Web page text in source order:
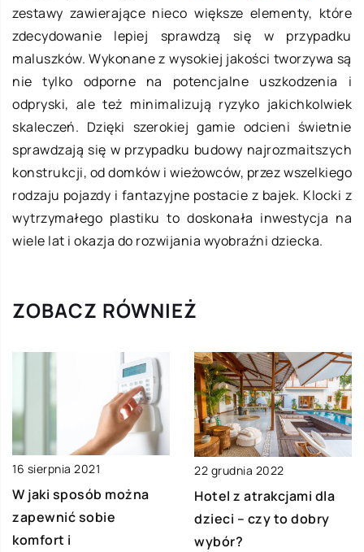
zestawy zawierające nieco większe elementy, które
zdecydowanie lepiej sprawdzą się w przypadku
maluszków. Wykonane z wysokiej jakości tworzywa są
nie tylko odporne na potencjalne uszkodzenia i
odpryski, ale też minimalizują ryzyko jakichkolwiek
skaleczeń. Dzięki szerokiej gamie odcieni świetnie
sprawdzają się w przypadku budowy najrozmaitszych
konstrukcji, od domków i wieżowców, przez wszelkiego
rodzaju pojazdy i fantazyjne postacie z bajek. Klocki z
wytrzymałego plastiku to doskonała inwestycja na
wiele lat i okazja do rozwijania wyobraźni dziecka.
ZOBACZ RÓWNIEŻ
16 sierpnia 2021
W jaki sposób można
zapewnić sobie
komfort i
22 grudnia 2022
Hotel z atrakcjami dla
dzieci – czy to dobry
wybór?